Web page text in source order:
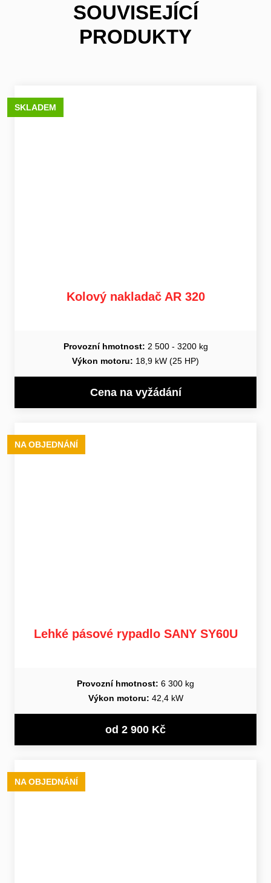
SOUVISEJÍCÍ
PRODUKTY
SKLADEM
Kolový nakladač AR 320
Provozní hmotnost: 2 500 - 3200 kg
Výkon motoru: 18,9 kW (25 HP)
Cena na vyžádání
NA OBJEDNÁNÍ
Lehké pásové rypadlo SANY SY60U
Provozní hmotnost: 6 300 kg
Výkon motoru: 42,4 kW
od 2 900 Kč
NA OBJEDNÁNÍ